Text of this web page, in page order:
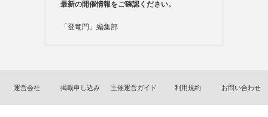
最新の開催情報をご確認ください。
「登竜門」編集部
運営会社 掲載申し込み 主催運営ガイド 利用規約 お問い合わせ